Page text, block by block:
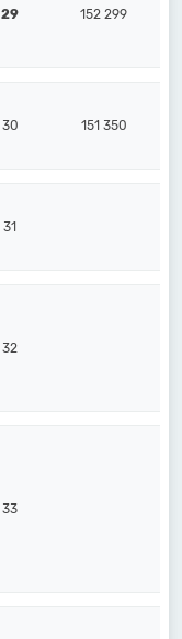
29 152 299
30 151 350
31
32
33